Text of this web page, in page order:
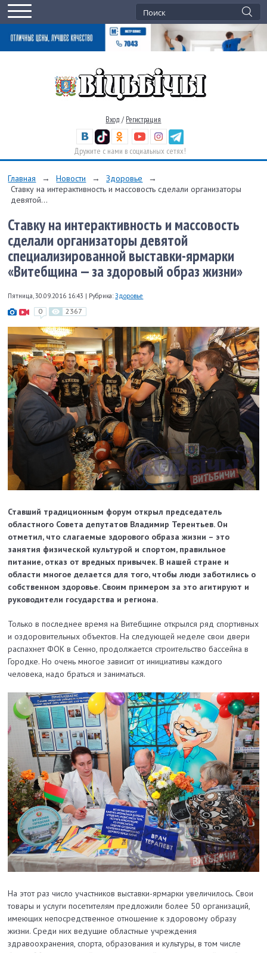
Вход / Регистрация
Дружите с нами в социальных сетях!
Главная → Новости → Здоровье
→
Ставку на интерактивность и массовость сделали организаторы
девятой...
Ставку на интерактивность и массовость
сделали организаторы девятой
специализированной выставки-ярмарки
«Витебщина — за здоровый образ жизни»
Пятница, 30.09.2016 16:43 | Рубрика: Здоровье
0 2367
Ставший традиционным форум открыл председатель
областного Совета депутатов Владимир Терентьев. Он
отметил, что слагаемые здорового образа жизни – это
занятия физической культурой и спортом, правильное
питание, отказ от вредных привычек. В нашей стране и
области многое делается для того, чтобы люди заботились о
собственном здоровье. Своим примером за это агитируют и
руководители государства и региона.
Только в последнее время на Витебщине открылся ряд спортивных
и оздоровительных объектов. На следующей неделе свои двери
распахнет ФОК в Сенно, продолжается строительство бассейна в
Городке. Но очень многое зависит от инициативы каждого
человека, надо браться и заниматься.
На этот раз число участников выставки-ярмарки увеличилось. Свои
товары и услуги посетителям предложили более 50 организаций,
имеющих непосредственное отношение к здоровому образу
жизни. Среди них ведущие областные учреждения
здравоохранения, спорта, образования и культуры, в том числе